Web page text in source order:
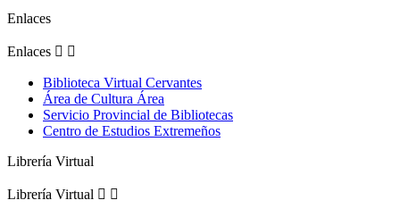
Enlaces
Enlaces  
Biblioteca Virtual Cervantes
Área de Cultura Área
Servicio Provincial de Bibliotecas
Centro de Estudios Extremeños
Librería Virtual
Librería Virtual  